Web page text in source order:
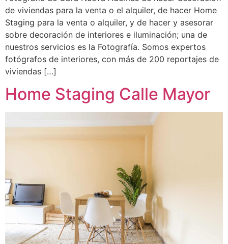
de viviendas para la venta o el alquiler, de hacer Home
Staging para la venta o alquiler, y de hacer y asesorar
sobre decoración de interiores e iluminación; una de
nuestros servicios es la Fotografía. Somos expertos
fotógrafos de interiores, con más de 200 reportajes de
viviendas […]
Home Staging Calle Mayor